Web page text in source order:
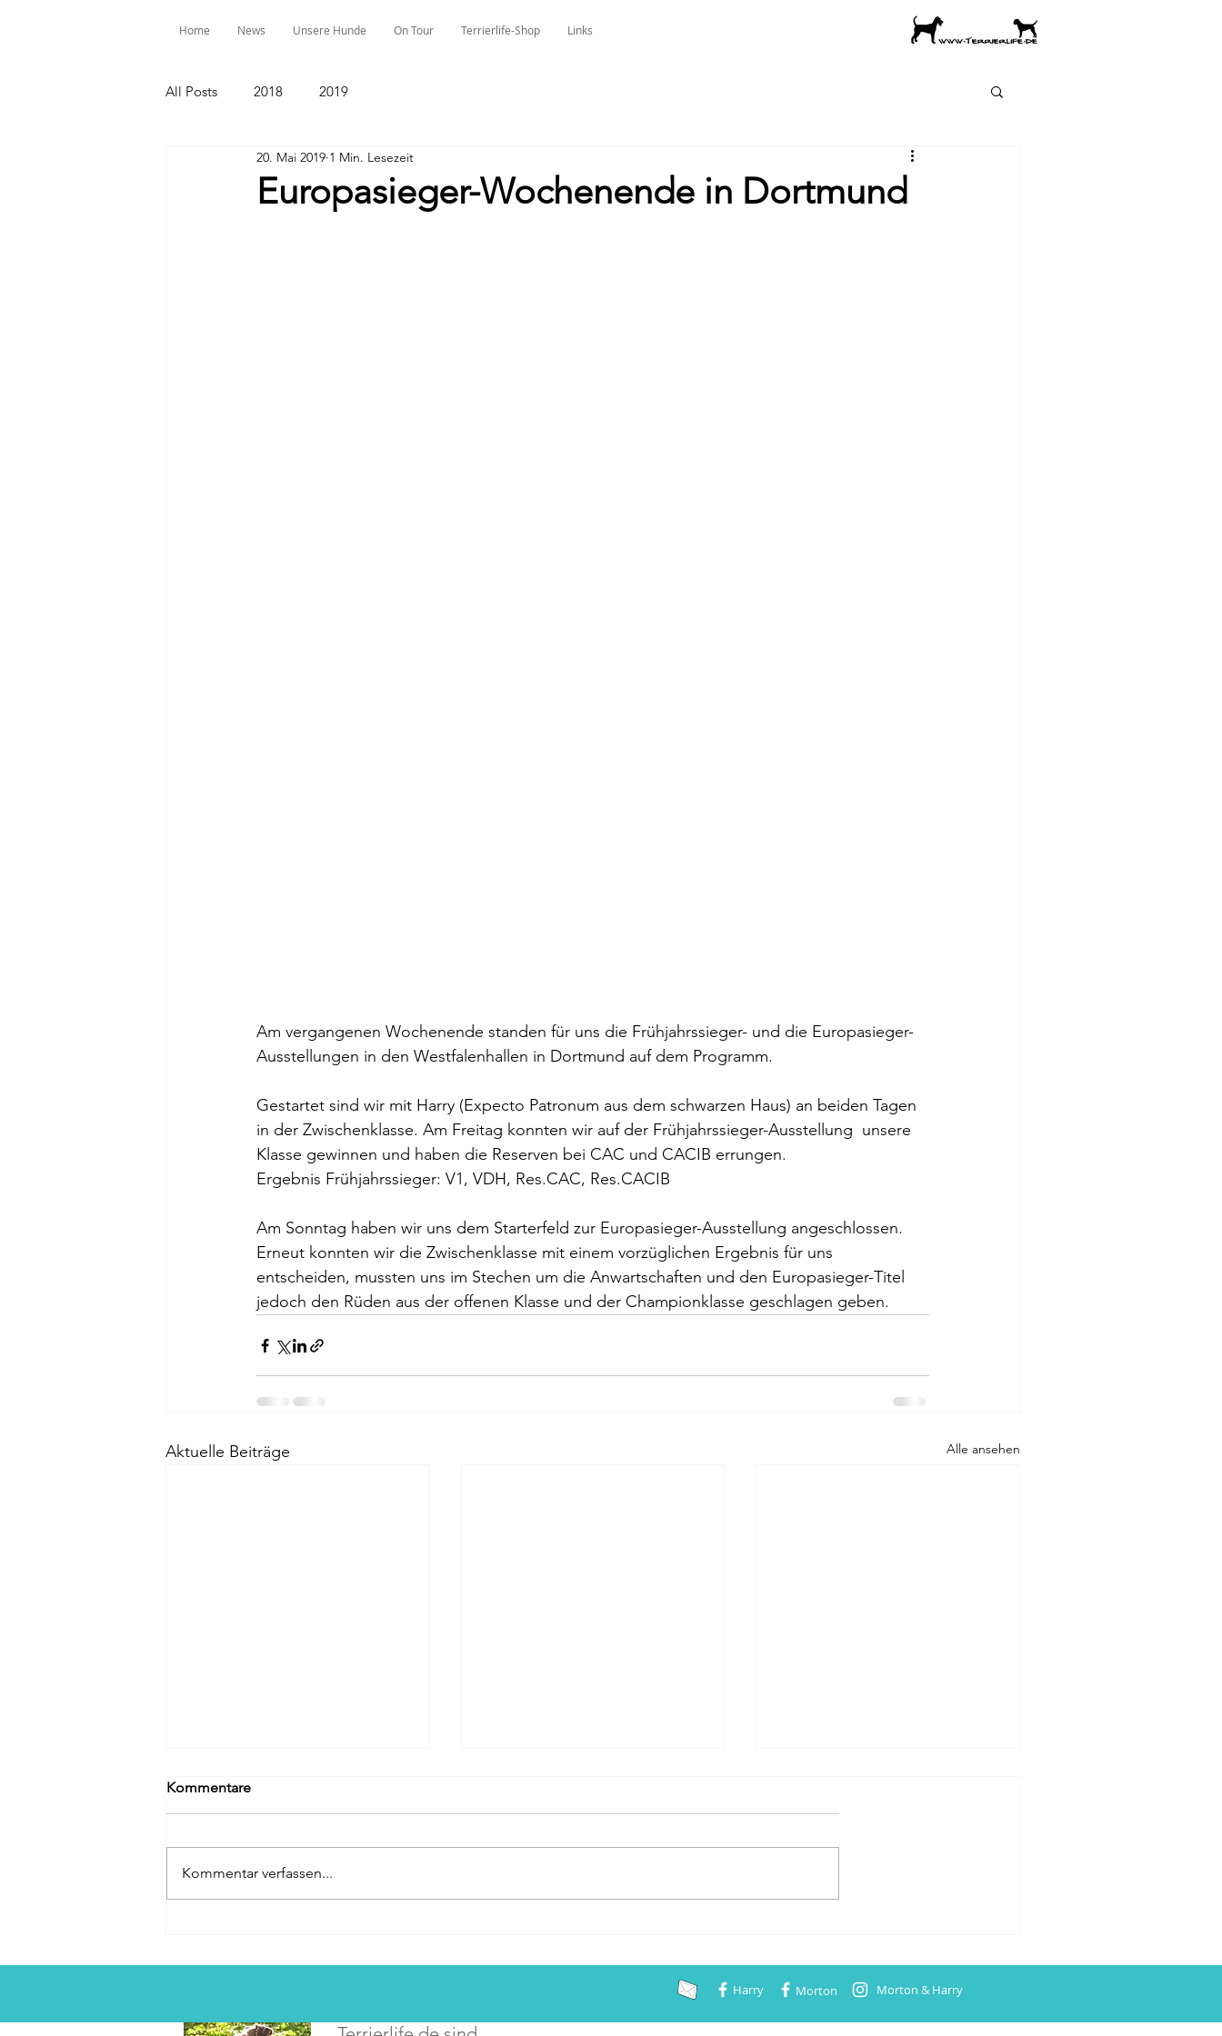
Home News Unsere Hunde On Tour Terrierlife-Shop Links
All Posts 2018 2019
Europasieger-Wochenende in Dortmund
20. Mai 2019 1 Min. Lesezeit
Am vergangenen Wochenende standen für uns die Frühjahrssieger- und die Europasieger-
Ausstellungen in den Westfalenhallen in Dortmund auf dem Programm.
Gestartet sind wir mit Harry (Expecto Patronum aus dem schwarzen Haus) an beiden Tagen
in der Zwischenklasse. Am Freitag konnten wir auf der Frühjahrssieger-Ausstellung  unsere
Klasse gewinnen und haben die Reserven bei CAC und CACIB errungen.
Ergebnis Frühjahrssieger: V1, VDH, Res.CAC, Res.CACIB
Am Sonntag haben wir uns dem Starterfeld zur Europasieger-Ausstellung angeschlossen.
Erneut konnten wir die Zwischenklasse mit einem vorzüglichen Ergebnis für uns
entscheiden, mussten uns im Stechen um die Anwartschaften und den Europasieger-Titel
jedoch den Rüden aus der offenen Klasse und der Championklasse geschlagen geben.
Aktuelle Beiträge Alle ansehen
Gestern war ein toller Tag. Auf
stattfand, haben...
Kommentare
Kommentar verfassen...
Harry Morton Morton & Harry